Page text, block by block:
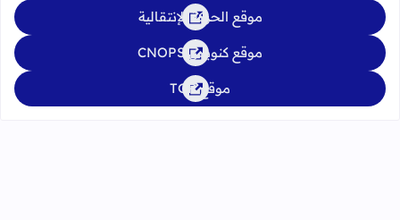
موقع الحركة الإنتقالية
موقع كنوبس CNOPS
موقع TGR